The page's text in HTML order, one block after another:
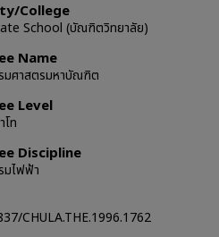
College
School (บัณฑิตวิทยาลัย)
Name
มศาสตรมหาบัณฑิต
Level
ท
Discipline
มไฟฟ้า
CHULA.THE.1996.1762